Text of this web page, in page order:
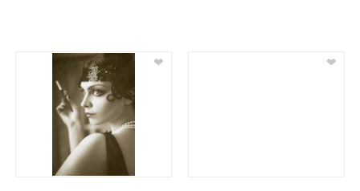
❤ ❤